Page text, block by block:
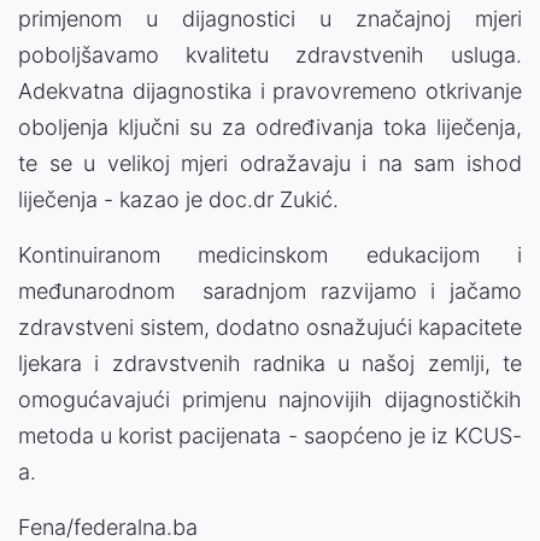
primjenom u dijagnostici u značajnoj mjeri
poboljšavamo kvalitetu zdravstvenih usluga.
Adekvatna dijagnostika i pravovremeno otkrivanje
oboljenja ključni su za određivanja toka liječenja,
te se u velikoj mjeri odražavaju i na sam ishod
liječenja - kazao je doc.dr Zukić.
Kontinuiranom medicinskom edukacijom i
međunarodnom saradnjom razvijamo i jačamo
zdravstveni sistem, dodatno osnažujući kapacitete
ljekara i zdravstvenih radnika u našoj zemlji, te
omogućavajući primjenu najnovijih dijagnostičkih
metoda u korist pacijenata - saopćeno je iz KCUS-
a.
Fena/federalna.ba